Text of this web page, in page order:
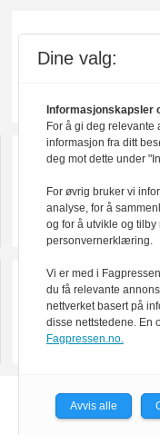
Dine valg:
Informasjonskapsler
For å gi deg relevante
informasjon fra ditt
deg mot dette under
For øvrig bruker vi
analyse, for å
og for å utvikle og
personvernerklæring.
Vi er med i
du få relevante
nettverket basert på
disse nettstedene. En
Fagpressen.no.
Avvis alle